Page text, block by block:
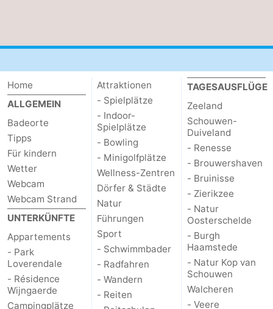
Mantelingen
Zoutelande
-
Walcherse
bos
Dishoek
-
Vlissingen
-
Middelburg
Zeeuws-
Vlaanderen
-
Nieuwvliet
-
Sluis
-
Cadzand
-
Natur
Wetter
Home
ALLGEMEIN
Badeorte
Tipps
Für kindern
Wetter
Webcam
Webcam Strand
UNTERKÜNFTE
Appartements
- Park
Loverendale
- Résidence
Wijngaerde
Campingplätze
Attraktionen
- Spielplätze
- Indoor-
Spielplätze
- Bowling
- Minigolfplätze
Wellness-Zentren
Dörfer & Städte
Natur
Führungen
Sport
- Schwimmbader
- Radfahren
- Wandern
- Reiten
TAGESAUSFLÜGE
Zeeland
Schouwen-
Duiveland
- Renesse
- Brouwershaven
- Bruinisse
- Zierikzee
- Natur
Oosterschelde
- Burgh
Haamstede
- Natur Kop van
Schouwen
Walcheren
- Veere